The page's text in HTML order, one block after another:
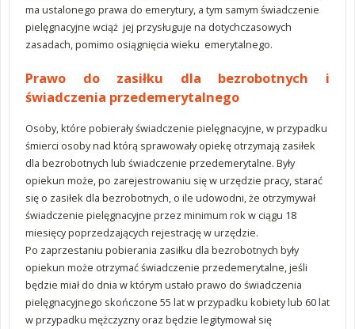
ma ustalonego prawa do emerytury, a tym samym świadczenie
pielęgnacyjne wciąż jej przysługuje na dotychczasowych
zasadach, pomimo osiągnięcia wieku emerytalnego.
Prawo do zasiłku dla bezrobotnych i
świadczenia przedemerytalnego
Osoby, które pobierały świadczenie pielęgnacyjne, w przypadku
śmierci osoby nad którą sprawowały opiekę otrzymają zasiłek
dla bezrobotnych lub świadczenie przedemerytalne. Były
opiekun może, po zarejestrowaniu się w urzędzie pracy, starać
się o zasiłek dla bezrobotnych, o ile udowodni, że otrzymywał
świadczenie pielęgnacyjne przez minimum rok w ciągu 18
miesięcy poprzedzających rejestrację w urzędzie.
Po zaprzestaniu pobierania zasiłku dla bezrobotnych były
opiekun może otrzymać świadczenie przedemerytalne, jeśli
będzie miał do dnia w którym ustało prawo do świadczenia
pielęgnacyjnego skończone 55 lat w przypadku kobiety lub 60 lat
w przypadku mężczyzny oraz będzie legitymował się